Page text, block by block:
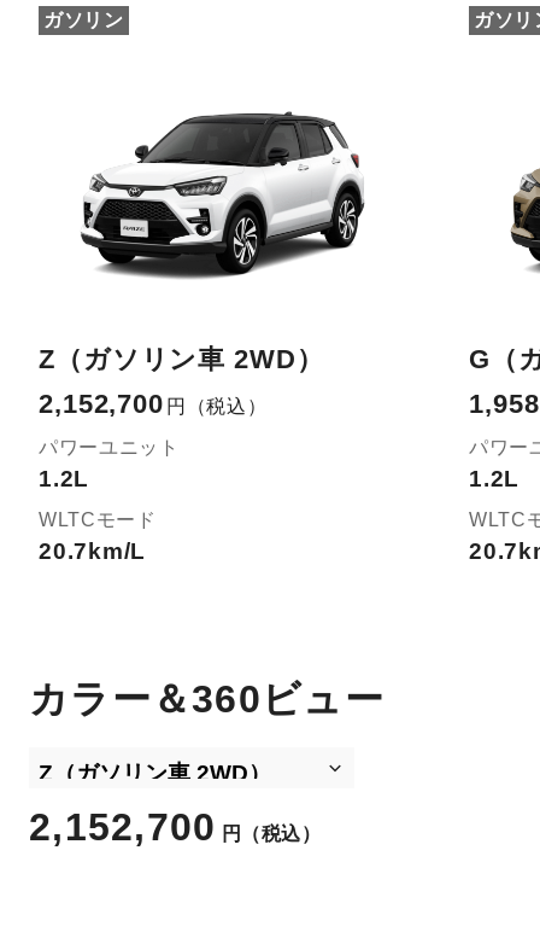
ガソリン
Z（ガソリン車 2WD）
2,152,700 円
（税込）
パワーユニット
1.2L
WLTCモード
20.7km/L
ガソリ
G（
パワー
1.2L
WLTC
カラー＆360ビュー
2,152,700 円 （税込）